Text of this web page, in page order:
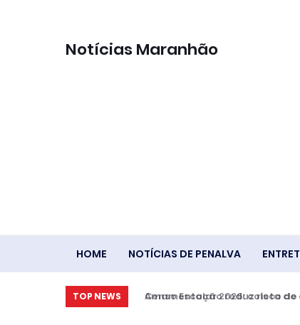
Notícias Maranhão
HOME NOTÍCIAS DE PENALVA
TOP NEWS Amamentação reduz risco de